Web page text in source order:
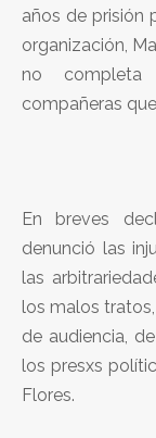
años de prisión
organización,
no
compañeras
En breves
denunció las
las
los malos
de audiencia,
los presxs
Flores.